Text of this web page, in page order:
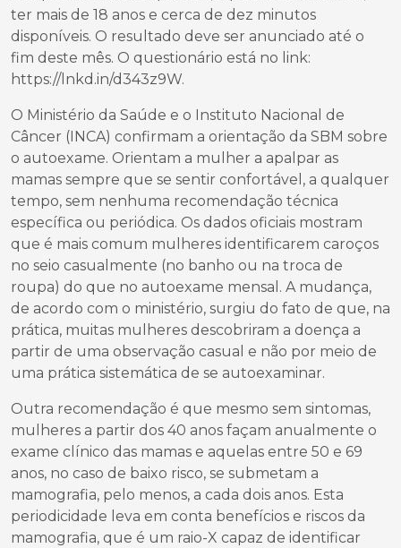
ter mais de 18 anos e cerca de dez minutos
disponíveis. O resultado deve ser anunciado até o
fim deste mês. O questionário está no link:
https://lnkd.in/d343z9W.
O Ministério da Saúde e o Instituto Nacional de
Câncer (INCA) confirmam a orientação da SBM sobre
o autoexame. Orientam a mulher a apalpar as
mamas sempre que se sentir confortável, a qualquer
tempo, sem nenhuma recomendação técnica
específica ou periódica. Os dados oficiais mostram
que é mais comum mulheres identificarem caroços
no seio casualmente (no banho ou na troca de
roupa) do que no autoexame mensal. A mudança,
de acordo com o ministério, surgiu do fato de que, na
prática, muitas mulheres descobriram a doença a
partir de uma observação casual e não por meio de
uma prática sistemática de se autoexaminar.
Outra recomendação é que mesmo sem sintomas,
mulheres a partir dos 40 anos façam anualmente o
exame clínico das mamas e aquelas entre 50 e 69
anos, no caso de baixo risco, se submetam a
mamografia, pelo menos, a cada dois anos. Esta
periodicidade leva em conta benefícios e riscos da
mamografia, que é um raio-X capaz de identificar